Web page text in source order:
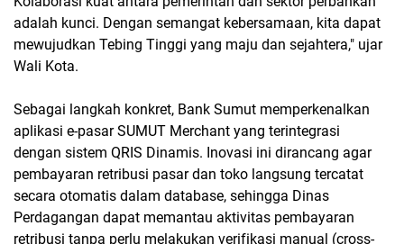
adalah kunci. Dengan semangat kebersamaan, kita dapat
mewujudkan Tebing Tinggi yang maju dan sejahtera," ujar
Wali Kota.
Sebagai langkah konkret, Bank Sumut memperkenalkan
aplikasi e-pasar SUMUT Merchant yang terintegrasi
dengan sistem QRIS Dinamis. Inovasi ini dirancang agar
pembayaran retribusi pasar dan toko langsung tercatat
secara otomatis dalam database, sehingga Dinas
Perdagangan dapat memantau aktivitas pembayaran
retribusi tanpa perlu melakukan verifikasi manual (cross-